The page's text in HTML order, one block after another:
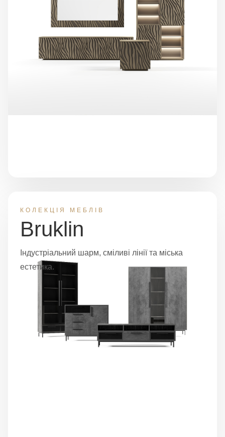
КОЛЕКЦІЯ МЕБЛІВ
Bruklin
Індустріальний шарм, сміливі лінії та міська
естетика.